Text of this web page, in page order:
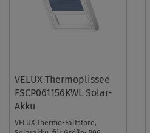
VELUX Thermoplissee
FSCP061156KWL Solar-
Akku
VELUX Thermo-Faltstore,